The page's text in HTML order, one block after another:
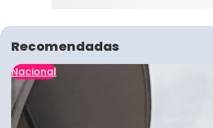
Recomendadas
Nacional